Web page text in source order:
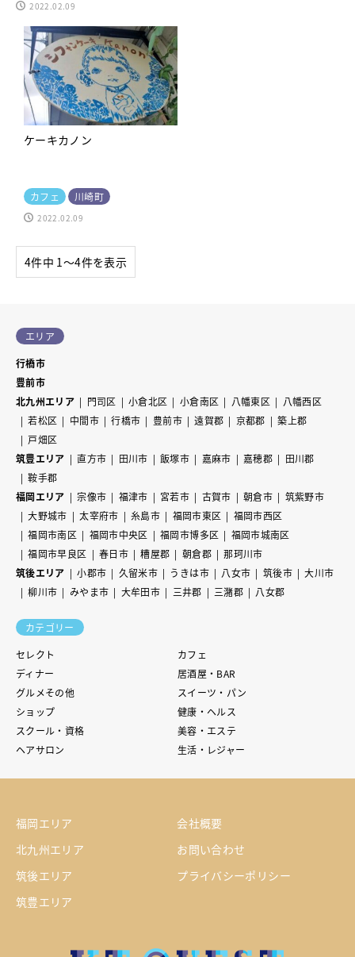
2022.02.09
ケーキカノン
カフェ 川崎町
2022.02.09
4件中 1〜4件を表示
エリア
行橋市
豊前市
北九州エリア
門司区 小倉北区 小倉南区 八幡東区
八幡西区
若松区
中間市 行橋市 豊前市 遠賀郡 京都郡
築上郡
戸畑区
筑豊エリア
直方市 田川市 飯塚市 嘉麻市 嘉穂郡
田川郡
鞍手郡
福岡エリア
宗像市 福津市 宮若市 古賀市 朝倉市
筑紫野市
大野城市
太宰府市 糸島市 福岡市東区
福岡市西区
福岡市南区
福岡市中央区 福岡市博多区
福岡市城南区
福岡市早良区
春日市 糟屋郡 朝倉郡
那珂川市
筑後エリア
小郡市 久留米市 うきは市 八女市 筑後市
大川市
柳川市
みやま市 大牟田市 三井郡 三潴郡 八女郡
カテゴリー
セレクト
カフェ
ディナー
居酒屋・BAR
グルメその他
スイーツ・パン
ショップ
健康・ヘルス
スクール・資格
美容・エステ
ヘアサロン
生活・レジャー
福岡エリア
北九州エリア
筑後エリア
筑豊エリア
会社概要
お問い合わせ
プライバシーポリシー